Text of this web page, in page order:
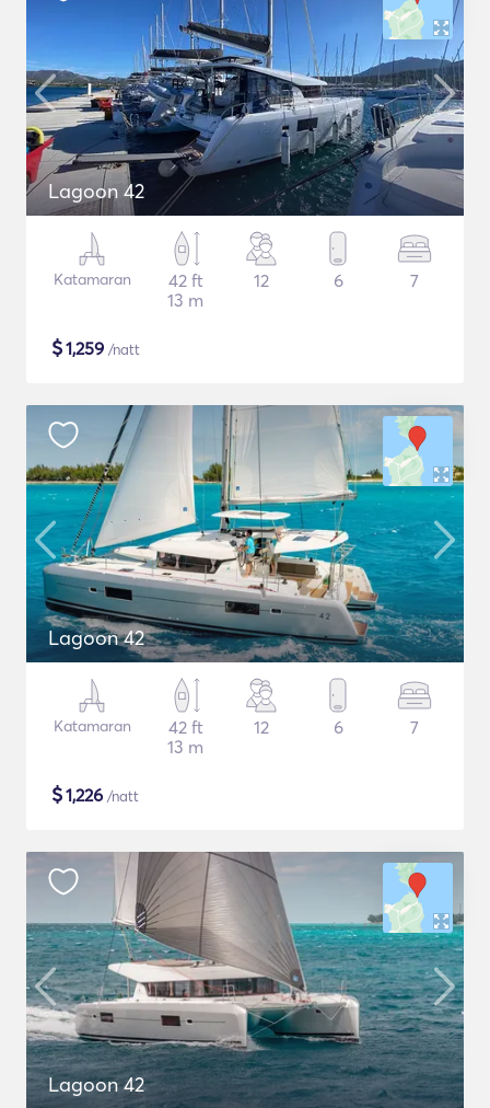
Lagoon 42
Katamaran
42 ft
13 m
12 6 7
$1,259 /natt
Lagoon 42
Katamaran
42 ft
13 m
12 6 7
$1,226 /natt
Lagoon 42